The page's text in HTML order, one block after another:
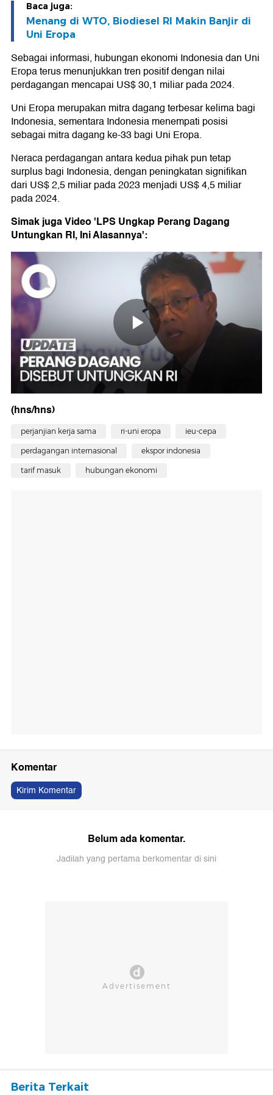
Baca juga:
Menang di WTO, Biodiesel RI Makin Banjir di
Uni Eropa
Sebagai informasi, hubungan ekonomi Indonesia dan Uni
Eropa terus menunjukkan tren positif dengan nilai
perdagangan mencapai US$ 30,1 miliar pada 2024.
Uni Eropa merupakan mitra dagang terbesar kelima bagi
Indonesia, sementara Indonesia menempati posisi
sebagai mitra dagang ke-33 bagi Uni Eropa.
Neraca perdagangan antara kedua pihak pun tetap
surplus bagi Indonesia, dengan peningkatan signifikan
dari US$ 2,5 miliar pada 2023 menjadi US$ 4,5 miliar
pada 2024.
Simak juga Video 'LPS Ungkap Perang Dagang
Untungkan RI, Ini Alasannya':
(hns/hns)
perjanjian kerja sama ri-uni eropa ieu-cepa
perdagangan internasional ekspor indonesia
tarif masuk hubungan ekonomi
Komentar
Kirim Komentar
Belum ada komentar.
Jadilah yang pertama berkomentar di sini
Berita Terkait